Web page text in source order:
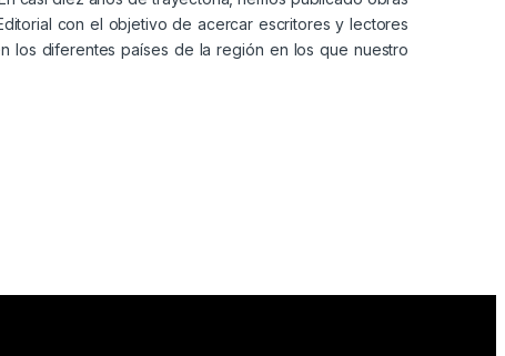
con el objetivo de acercar escritores y lectores
los diferentes países de la región en los que nuestro